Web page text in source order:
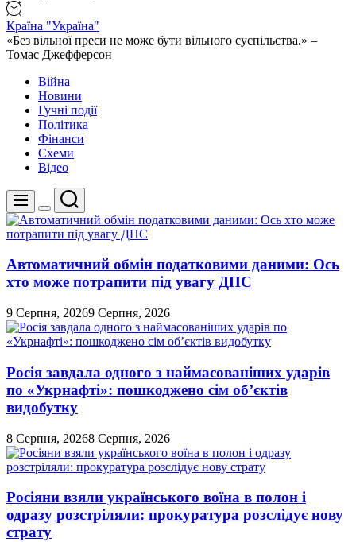
Країна "Україна"
«Без вільної преси не може бути вільного суспільства.» –
Томас Джефферсон
Війна
Новини
Гучні події
Політика
Фінанси
Схеми
Відео
Меню
Перемикач
кольорового
режиму
Пошук
Автоматичний обмін податковими даними: Ось
хто може потрапити під увагу ДПС
9 Серпня, 20269 Серпня, 2026
Росія завдала одного з наймасованіших ударів
по «Укрнафті»: пошкоджено сім об’єктів
видобутку
8 Серпня, 20268 Серпня, 2026
Росіяни взяли українського воїна в полон і
одразу розстріляли: прокуратура розслідує нову
страту